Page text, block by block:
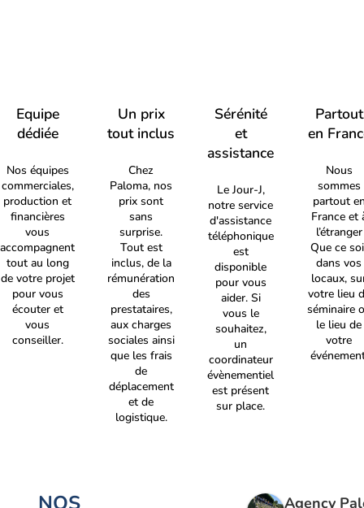
Equipe
dédiée
Nos équipes
commerciales,
production et
financières
vous
accompagnent
tout au long
de votre projet
pour vous
écouter et
vous
conseiller.
Un prix
tout inclus
Chez
Paloma, nos
prix sont
sans
surprise.
Tout est
inclus, de la
rémunération
des
prestataires,
aux charges
sociales ainsi
que les frais
de
déplacement
et de
logistique.
Sérénité
et
assistance
Le Jour-J,
notre service
d'assistance
téléphonique
est
disponible
pour vous
aider. Si
vous le
souhaitez,
un
coordinateur
évènementiel
est présent
sur place.
Partout
en
Nous
sommes
partout
France et
l’étranger
Que ce
dans vos
locaux,
votre lieu
séminaire
le lieu de
votre
Agency